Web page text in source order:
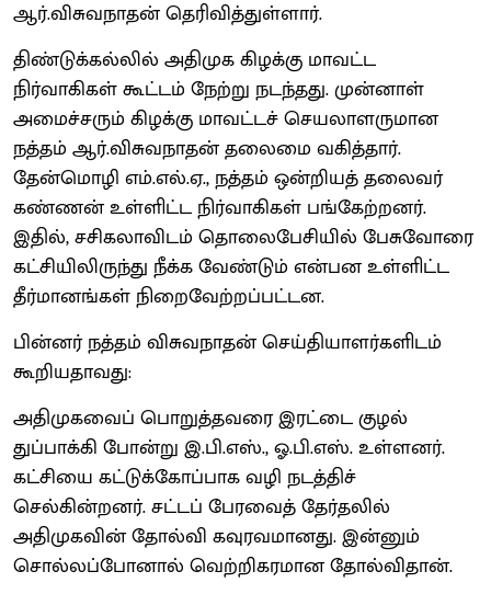
ஆர்.விசுவநாதன் தெரிவித்துள்ளார்.
திண்டுக்கல்லில் அதிமுக கிழக்கு மாவட்ட
நிர்வாகிகள் கூட்டம் நேற்று நடந்தது. முன்னாள்
அமைச்சரும் கிழக்கு மாவட்டச் செயலாளருமான
நத்தம் ஆர்.விசுவநாதன் தலைமை வகித்தார்.
தேன்மொழி எம்.எல்.ஏ., நத்தம் ஒன்றியத் தலைவர்
கண்ணன் உள்ளிட்ட நிர்வாகிகள் பங்கேற்றனர்.
இதில், சசிகலாவிடம் தொலைபேசியில் பேசுவோரை
கட்சியிலிருந்து நீக்க வேண்டும் என்பன உள்ளிட்ட
தீர்மானங்கள் நிறைவேற்றப்பட்டன.
பின்னர் நத்தம் விசுவநாதன் செய்தியாளர்களிடம்
கூறியதாவது:
அதிமுகவைப் பொறுத்தவரை இரட்டை குழல்
துப்பாக்கி போன்று இ.பி.எஸ்., ஓ.பி.எஸ். உள்ளனர்.
கட்சியை கட்டுக்கோப்பாக வழி நடத்திச்
செல்கின்றனர். சட்டப் பேரவைத் தேர்தலில்
அதிமுகவின் தோல்வி கவுரவமானது. இன்னும்
சொல்லப்போனால் வெற்றிகரமான தோல்விதான்.